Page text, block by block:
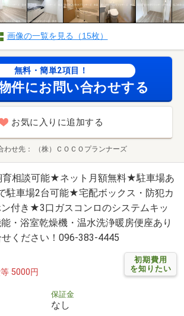
画像の一覧を見る（15枚）
無料・簡単2項目！
件にお問い合わせする
お気に入りに追加する
わせ先 （株）ＣＯＣＯプランナーズ
相談可能★ネット月額無料★駐車場あ
車場2台可能★宅配ボックス・防犯カ
付き★3口ガスコンロのシステムキッ
・浴室乾燥機・温水洗浄暖房便座あり
ください！096-383-4445
初期費用
を知りたい
5000円
保証金
なし